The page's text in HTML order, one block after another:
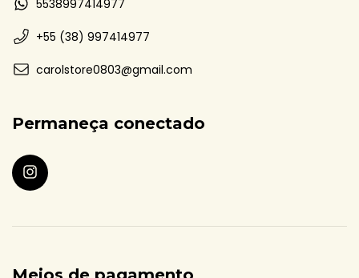
5538997414977
+55 (38) 997414977
carolstore0803@gmail.com
Permaneça conectado